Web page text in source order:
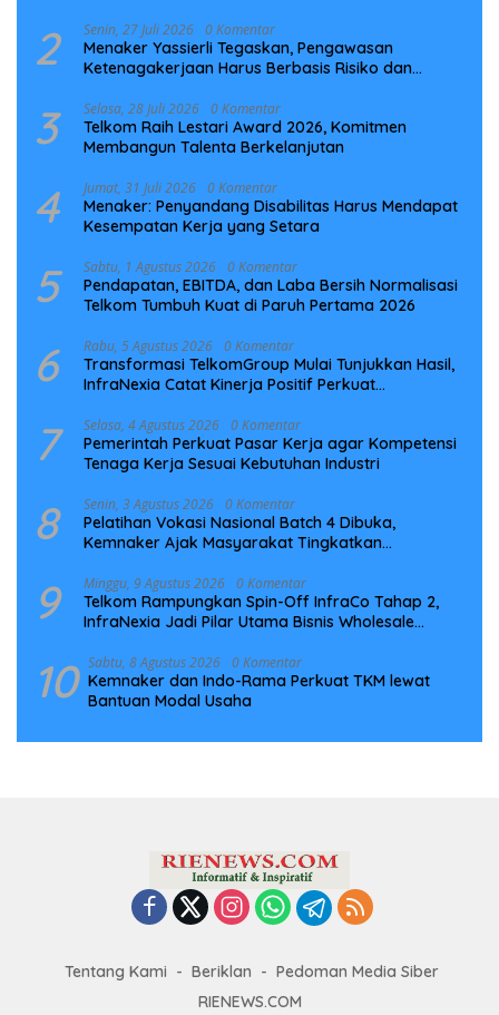
2 Senin, 27 Juli 2026 0 Komentar
Menaker Yassierli Tegaskan, Pengawasan
Ketenagakerjaan Harus Berbasis Risiko dan
3 Selasa, 28 Juli 2026 0 Komentar
Telkom Raih Lestari Award 2026, Komitmen
Membangun Talenta Berkelanjutan
4 Jumat, 31 Juli 2026 0 Komentar
Menaker: Penyandang Disabilitas Harus Mendapat
Kesempatan Kerja yang Setara
5 Sabtu, 1 Agustus 2026 0 Komentar
Pendapatan, EBITDA, dan Laba Bersih Normalisasi
Telkom Tumbuh Kuat di Paruh Pertama 2026
6 Rabu, 5 Agustus 2026 0 Komentar
Transformasi TelkomGroup Mulai Tunjukkan Hasil,
InfraNexia Catat Kinerja Positif Perkuat
7 Selasa, 4 Agustus 2026 0 Komentar
Pemerintah Perkuat Pasar Kerja agar Kompetensi
Tenaga Kerja Sesuai Kebutuhan Industri
8 Senin, 3 Agustus 2026 0 Komentar
Pelatihan Vokasi Nasional Batch 4 Dibuka,
Kemnaker Ajak Masyarakat Tingkatkan
9 Minggu, 9 Agustus 2026 0 Komentar
Telkom Rampungkan Spin-Off InfraCo Tahap 2,
InfraNexia Jadi Pilar Utama Bisnis Wholesale
10 Sabtu, 8 Agustus 2026 0 Komentar
Kemnaker dan Indo-Rama Perkuat TKM lewat
Bantuan Modal Usaha
Tentang Kami Beriklan
Pedoman Media Siber
RIENEWS.COM